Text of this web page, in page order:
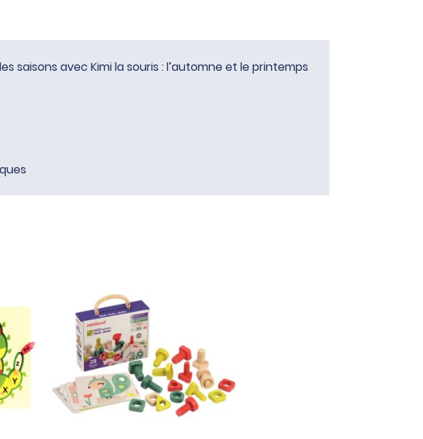
saisons avec Kimi la souris : l’automne et le printemps